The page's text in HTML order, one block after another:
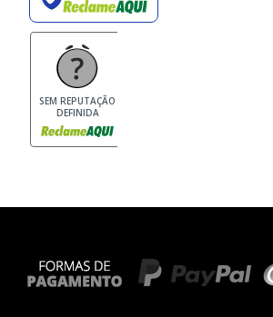
SEM REPUTAÇÃO
DEFINIDA